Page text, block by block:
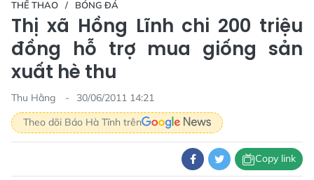
THỂ THAO BÓNG ĐÁ
Thị xã Hồng Lĩnh chi 200 triệu
đồng hỗ trợ mua giống sản
xuất hè thu
Thu Hằng
30/06/2011 14:21
Theo dõi Báo Hà Tĩnh trên
Copy link